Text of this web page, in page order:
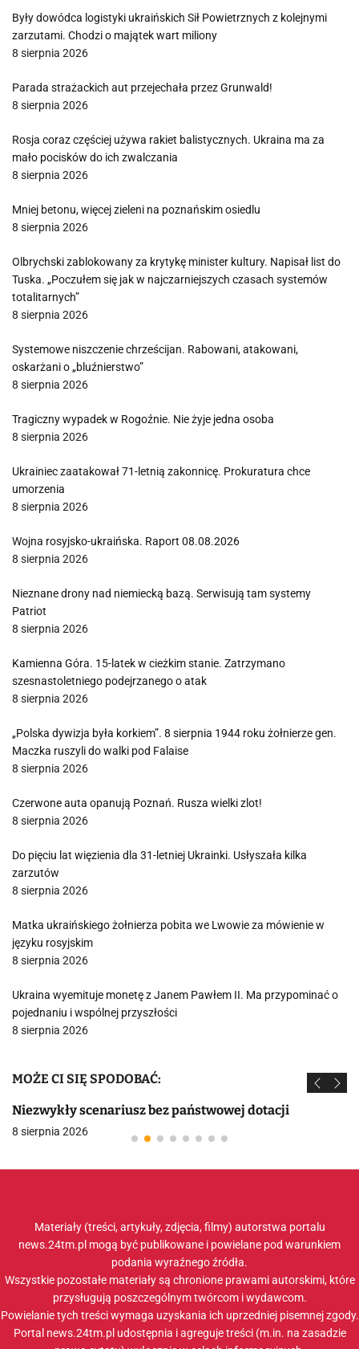
Były dowódca logistyki ukraińskich Sił Powietrznych z kolejnymi
zarzutami. Chodzi o majątek wart miliony
8 sierpnia 2026
Parada strażackich aut przejechała przez Grunwald!
8 sierpnia 2026
Rosja coraz częściej używa rakiet balistycznych. Ukraina ma za
mało pocisków do ich zwalczania
8 sierpnia 2026
Mniej betonu, więcej zieleni na poznańskim osiedlu
8 sierpnia 2026
Olbrychski zablokowany za krytykę minister kultury. Napisał list do
Tuska. „Poczułem się jak w najczarniejszych czasach systemów
totalitarnych”
8 sierpnia 2026
Systemowe niszczenie chrześcijan. Rabowani, atakowani,
oskarżani o „bluźnierstwo”
8 sierpnia 2026
Tragiczny wypadek w Rogoźnie. Nie żyje jedna osoba
8 sierpnia 2026
Ukrainiec zaatakował 71-letnią zakonnicę. Prokuratura chce
umorzenia
8 sierpnia 2026
Wojna rosyjsko-ukraińska. Raport 08.08.2026
8 sierpnia 2026
Nieznane drony nad niemiecką bazą. Serwisują tam systemy
Patriot
8 sierpnia 2026
Kamienna Góra. 15-latek w cieżkim stanie. Zatrzymano
szesnastoletniego podejrzanego o atak
8 sierpnia 2026
„Polska dywizja była korkiem”. 8 sierpnia 1944 roku żołnierze gen.
Maczka ruszyli do walki pod Falaise
8 sierpnia 2026
Czerwone auta opanują Poznań. Rusza wielki zlot!
8 sierpnia 2026
Do pięciu lat więzienia dla 31-letniej Ukrainki. Usłyszała kilka
zarzutów
8 sierpnia 2026
Matka ukraińskiego żołnierza pobita we Lwowie za mówienie w
języku rosyjskim
8 sierpnia 2026
Ukraina wyemituje monetę z Janem Pawłem II. Ma przypominać o
pojednaniu i wspólnej przyszłości
8 sierpnia 2026
MOŻE CI SIĘ SPODOBAĆ:
Niezwykły scenariusz bez państwowej dotacji
8 sierpnia 2026
Materiały (treści, artykuły, zdjęcia, filmy) autorstwa portalu
news.24tm.pl mogą być publikowane i powielane pod warunkiem
podania wyraźnego źródła.
Wszystkie pozostałe materiały są chronione prawami autorskimi, które
przysługują poszczególnym twórcom i wydawcom.
Powielanie tych treści wymaga uzyskania ich uprzedniej pisemnej zgody.
Portal news.24tm.pl udostępnia i agreguje treści (m.in. na zasadzie